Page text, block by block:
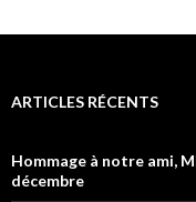
ARTICLES RÉCENTS
Hommage à notre ami,
décembre